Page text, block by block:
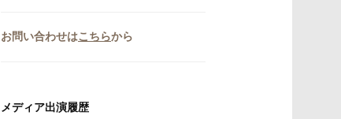
お問い合わせはこちらから
メディア出演履歴